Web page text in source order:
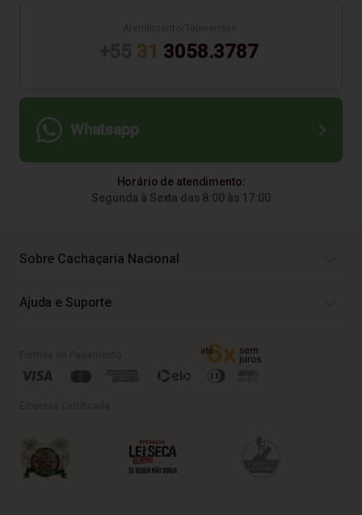
31 3058.3787
Whatsapp
Horário de atendimento:
Segunda à Sexta das 8:00 às 17:00
Sobre Cachaçaria Nacional
Ajuda e Suporte